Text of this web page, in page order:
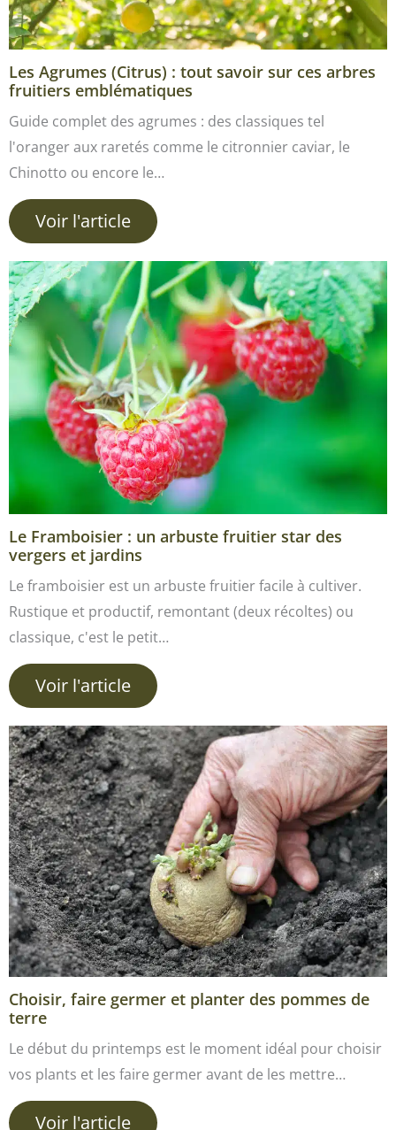
Les Agrumes (Citrus) : tout savoir sur ces arbres
fruitiers emblématiques
Guide complet des agrumes : des classiques tel
l'oranger aux raretés comme le citronnier caviar, le
Chinotto ou encore le…
Voir l'article
Le Framboisier : un arbuste fruitier star des
vergers et jardins
Le framboisier est un arbuste fruitier facile à cultiver.
Rustique et productif, remontant (deux récoltes) ou
classique, c'est le petit…
Voir l'article
Choisir, faire germer et planter des pommes de
terre
Le début du printemps est le moment idéal pour choisir
vos plants et les faire germer avant de les mettre…
Voir l'article